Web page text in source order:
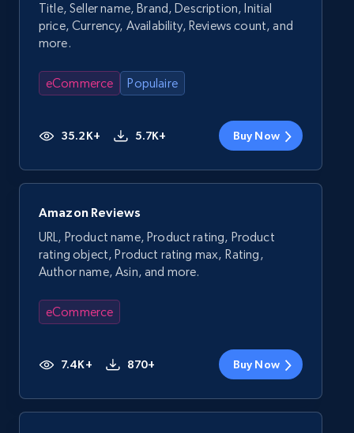
Title, Seller name, Brand, Description, Initial
price, Currency, Availability, Reviews count, and
more.
eCommerce Populaire
35.2K+ 5.7K+ Buy Now
Amazon Reviews
URL, Product name, Product rating, Product
rating object, Product rating max, Rating,
Author name, Asin, and more.
eCommerce
7.4K+ 870+ Buy Now